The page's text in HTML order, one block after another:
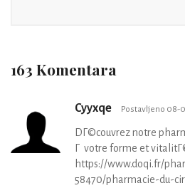
163 Komentara
Cyyxqe Postavljeno 08-
DГ©couvrez notre
Г votre forme et
https://www.doqi.fr/
58470/pharmacie-du-